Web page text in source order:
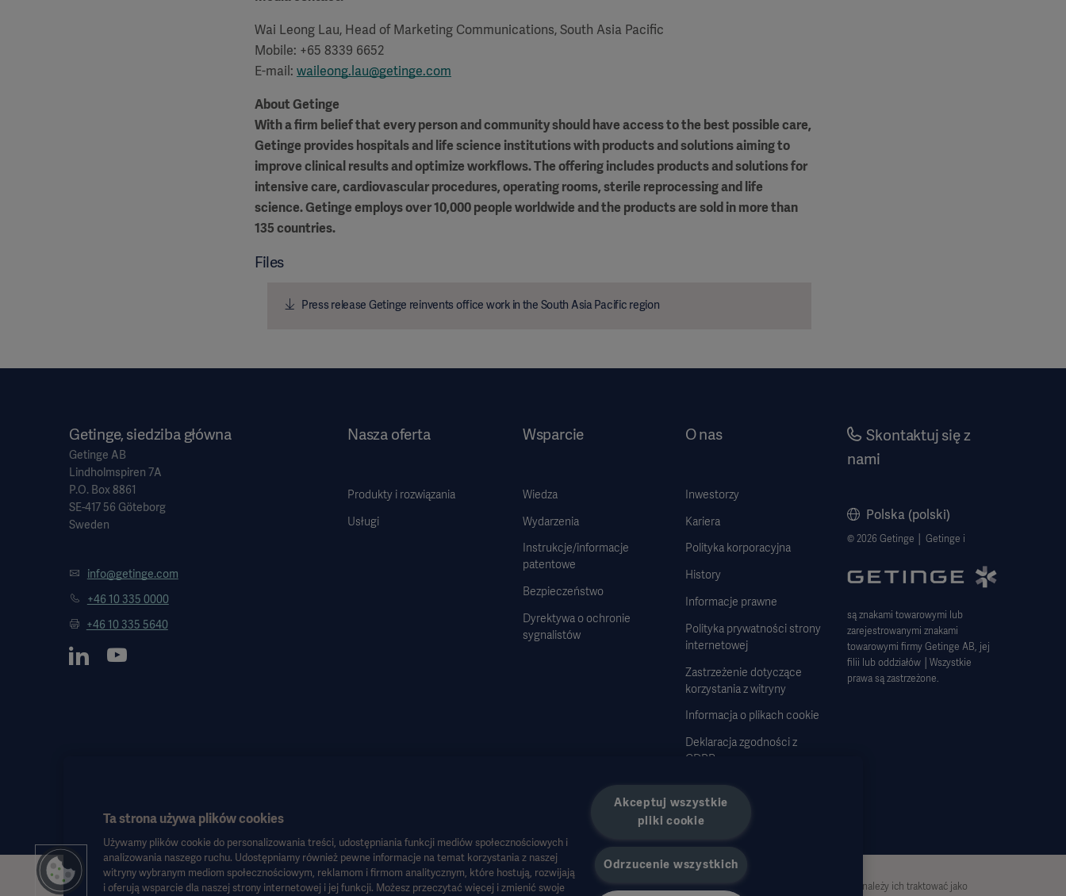
Wai Leong Lau, Head of Marketing Communications, South Asia Pacific
Mobile: +65 8339 6652
E-mail : waileong.lau@getinge.com
About Getinge
With a firm belief that every person and community should have access to the best possible care,
Getinge provides hospitals and life science institutions with products and solutions aiming to
improve clinical results and optimize workflows. The offering includes products and solutions for
intensive care, cardiovascular procedures, operating rooms, sterile reprocessing and life
science. Getinge employs over 10,000 people worldwide and the products are sold in more than
135 countries.
Files
Press release Getinge reinvents office work in the South Asia Pacific region
Getinge, siedziba główna
Getinge AB
Lindholmspiren 7A
P.O. Box 8861
SE-417 56 Göteborg
Sweden
info@getinge.com
+46 10 335 0000
+46 10 335 5640
Nasza oferta
Produkty i rozwiązania
Usługi
Wsparcie
Wiedza
Wydarzenia
Instrukcje/informacje
patentowe
Bezpieczeństwo
Dyrektywa o ochronie
sygnalistów
O nas
Inwestorzy
Kariera
Polityka korporacyjna
History
Informacje prawne
Polityka prywatności strony
internetowej
Zastrzeżenie dotyczące
korzystania z witryny
Informacja o plikach cookie
Deklaracja zgodności z
GDPR
Strategia podatkowa 2023
Skontaktuj się z
nami
Polska (polski)
© 2026 Getinge │ Getinge i
są znakami towarowymi lub
zarejestrowanymi znakami
towarowymi firmy Getinge AB, jej
filii lub oddziałów │Wszystkie
prawa są zastrzeżone.
Informacje te są przeznaczone wyłącznie dla pracowników służby zdrowia lub innych profesjonalnych odbiorców i mają charakter wyłącznie informacyjny, nie są wyczerpujące i dlatego nie należy ich traktować jako
Ta strona używa plików cookies
Używamy plików cookie do personalizowania treści, udostępniania funkcji mediów społecznościowych i
analizowania naszego ruchu. Udostępniamy również pewne informacje na temat korzystania z naszej
witryny wybranym mediom społecznościowym, reklamom i firmom analitycznym, które hostują, rozwijają
i oferują wsparcie dla naszej strony internetowej i jej funkcji. Możesz przeczytać więcej i zmienić swoje
Akceptuj wszystkie
pliki cookie
Odrzucenie wszystkich